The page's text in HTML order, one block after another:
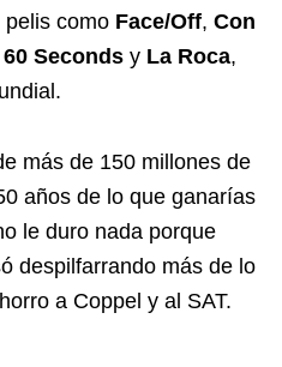
pelis como Face/Off, Con
60 Seconds y La Roca,
más de 150 millones de
años de lo que ganarías
le duro nada porque
despilfarrando más de lo
a Coppel y al SAT.